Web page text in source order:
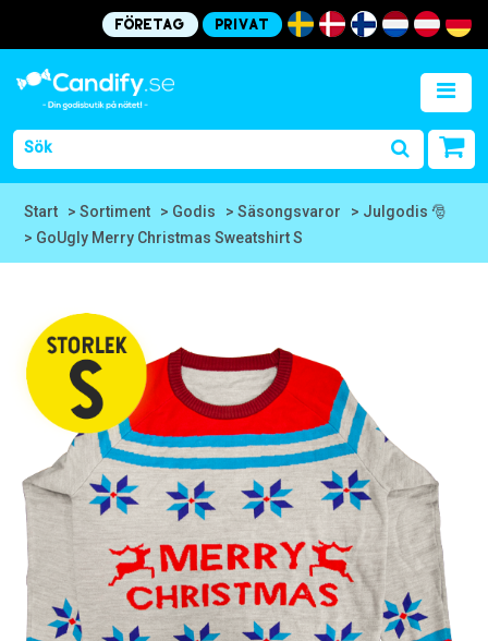
Företag Privat
Start > Sortiment > Godis > Säsongsvaror
> Julgodis 🎅
> GoUgly Merry Christmas Sweatshirt S